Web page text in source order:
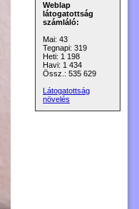
Weblap
látogatottság
számláló:
Mai: 43
Tegnapi: 319
Heti: 1 198
Havi: 1 434
Össz.: 535 629
Látogatottság
növelés